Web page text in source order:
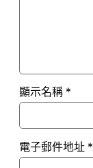
顯示名稱 *
電子郵件地址 *